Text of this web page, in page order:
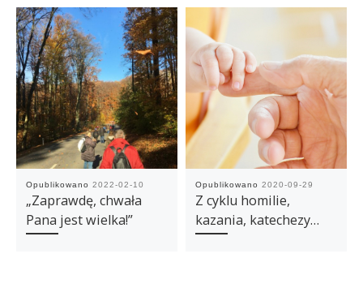
Opublikowano 2022-02-10
„Zaprawdę, chwała
Pana jest wielka!”
Opublikowano 2020-09-29
Z cyklu homilie,
kazania, katechezy…